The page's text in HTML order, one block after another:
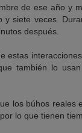
de ese año y
siete veces.
después.
estas
también lo
los búhos
lo que tienen